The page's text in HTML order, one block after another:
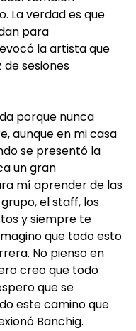
La verdad es que
para
la artista que
de sesiones
porque nunca
aunque en mi casa
se presentó la
un gran
mí aprender de las
el staff, los
y siempre te
que todo esto
No pienso en
creo que todo
que se
este camino que
Banchig.